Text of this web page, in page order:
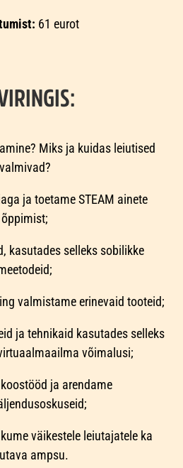
61 eurot
Miks ja kuidas leiutised
valmivad?
ja toetame STEAM ainete
õppimist;
kasutades selleks sobilikke
valmistame erinevaid tooteid;
ja tehnikaid kasutades selleks
võimalusi;
ja arendame
väikestele leiutajatele ka
ampsu.